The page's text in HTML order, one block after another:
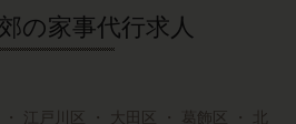
の家事代行求人
・ 江戸川区 ・ 大田区 ・ 葛飾区 ・
北